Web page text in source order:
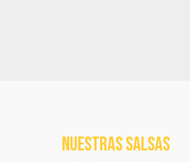
NUESTRAS SALSAS